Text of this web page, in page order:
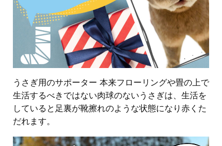
うさぎ用のサポーター 本来フローリングや畳の上で
生活するべきではない肉球のないうさぎは、生活を
していると足裏が靴擦れのような状態になり赤くた
だれます。